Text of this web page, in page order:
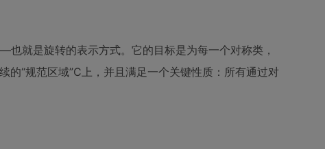
就是旋转的表示方式。它的目标是为每一个对称类，
“规范区域”C上，并且满足一个关键性质：所有通过对